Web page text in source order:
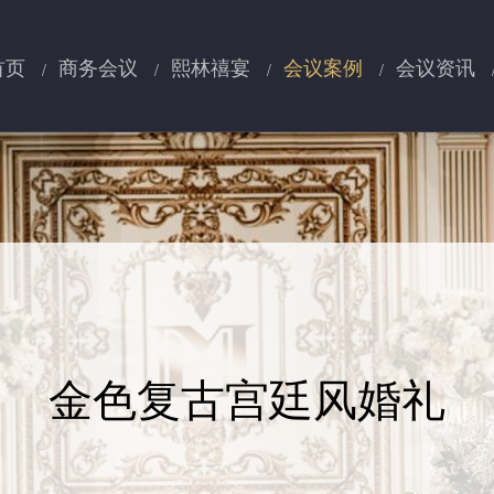
页 商务会议 熙林禧宴 会议案例 会议资讯
金色复古宫廷风婚礼